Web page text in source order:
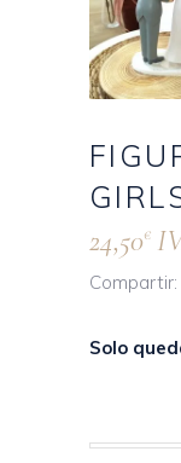
24,50€
Compartir:
Solo